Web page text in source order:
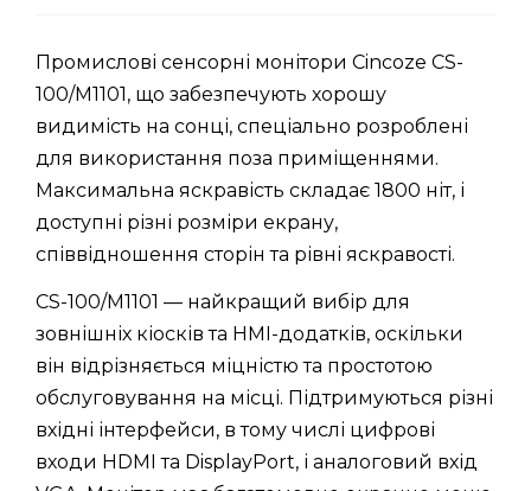
Промислові сенсорні монітори Cincoze CS-
100/M1101, що забезпечують хорошу
видимість на сонці, спеціально розроблені
для використання поза приміщеннями.
Максимальна яскравість складає 1800 ніт, і
доступні різні розміри екрану,
співвідношення сторін та рівні яскравості.
CS-100/M1101 — найкращий вибір для
зовнішніх кіосків та HMI-додатків, оскільки
він відрізняється міцністю та простотою
обслуговування на місці. Підтримуються різні
вхідні інтерфейси, в тому числі цифрові
входи HDMI та DisplayPort, і аналоговий вхід